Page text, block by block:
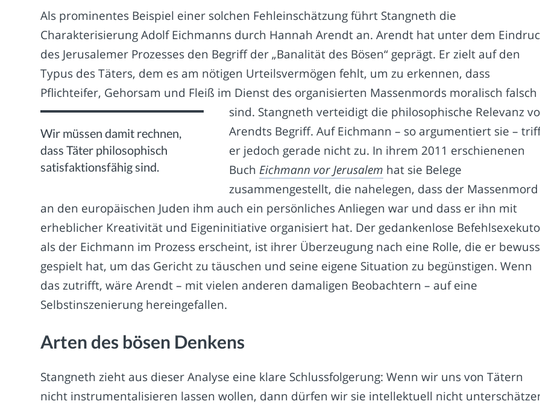
Als prominentes Beispiel einer solchen Fehleinschätzung führt Stangneth die
Charakterisierung Adolf Eichmanns durch Hannah Arendt an. Arendt hat unter dem
des Jerusalemer Prozesses den Begriff der „Banalität des Bösen“ geprägt. Er zielt auf den
Typus des Täters, dem es am nötigen Urteilsvermögen fehlt, um zu erkennen, dass
Pflichteifer, Gehorsam und Fleiß im Dienst des organisierten Massenmords moralisch falsch
sind.
Wir müssen damit rechnen,
dass Täter philosophisch
satisfaktionsfähig sind.
Stangneth verteidigt die philosophische Relevanz
Arendts Begriff. Auf Eichmann – so argumentiert sie –
er jedoch gerade nicht zu. In ihrem 2011 erschienenen
Buch Eichmann vor Jerusalem hat sie Belege
zusammengestellt, die nahelegen, dass der Massenmord
an den europäischen Juden ihm auch ein persönliches Anliegen war und dass er ihn mit
erheblicher Kreativität und Eigeninitiative organisiert hat. Der gedankenlose
als der Eichmann im Prozess erscheint, ist ihrer Überzeugung nach eine Rolle, die er
gespielt hat, um das Gericht zu täuschen und seine eigene Situation zu begünstigen. Wenn
das zutrifft, wäre Arendt – mit vielen anderen damaligen Beobachtern – auf eine
Selbstinszenierung hereingefallen.
Arten des bösen Denkens
Stangneth zieht aus dieser Analyse eine klare Schlussfolgerung: Wenn wir uns von Tätern
nicht instrumentalisieren lassen wollen, dann dürfen wir sie intellektuell nicht